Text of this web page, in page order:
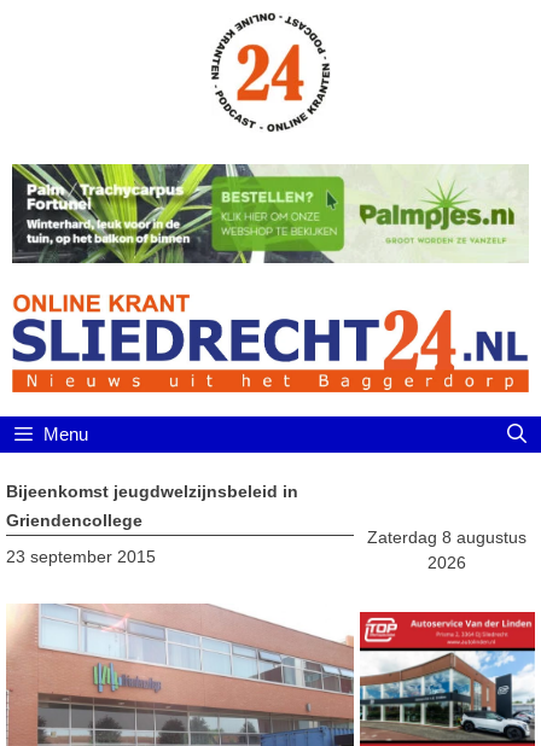
Menu
Bijeenkomst jeugdwelzijnsbeleid in
Griendencollege
23 september 2015
Zaterdag 8 augustus
2026